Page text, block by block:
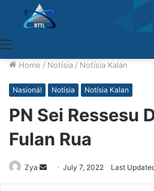
Home / Notísia / Notísia Kalan
Nasionál Notísia Notísia Kalan
PN Sei Ressesu
Fulan Rua
Zya
Send
an
July 7, 2022 Last